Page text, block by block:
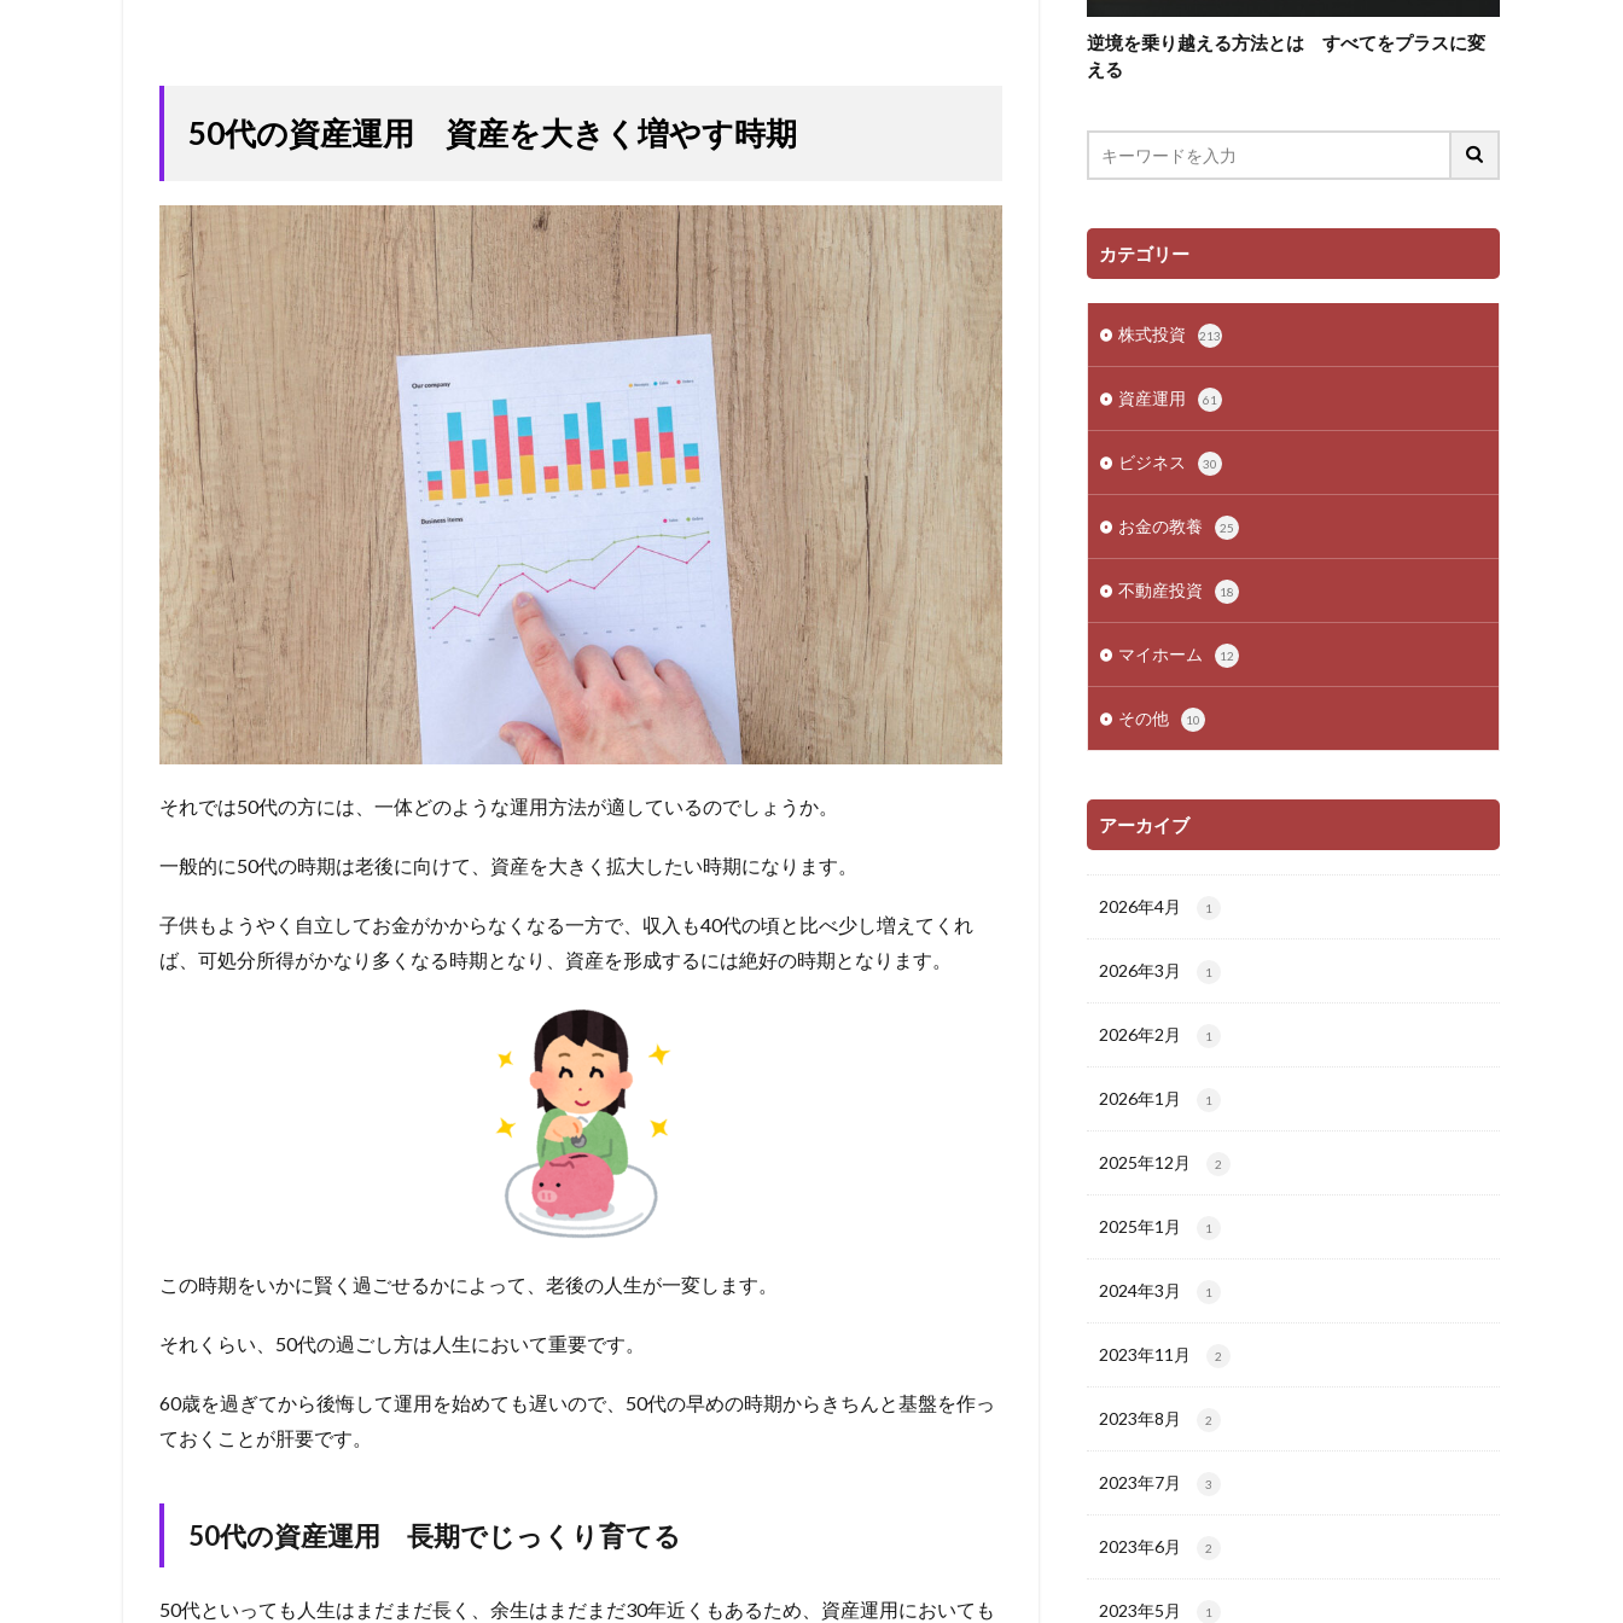
50代の資産運用 資産を大きく増やす時期
それでは50代の方には、一体どのような運用方法が適しているのでしょうか。
一般的に50代の時期は老後に向けて、資産を大きく拡大したい時期になります。
子供もようやく自立してお金がかからなくなる一方で、収入も40代の頃と比べ少し増えてくれ
ば、可処分所得がかなり多くなる時期となり、資産を形成するには絶好の時期となります。
この時期をいかに賢く過ごせるかによって、老後の人生が一変します。
それくらい、50代の過ごし方は人生において重要です。
60歳を過ぎてから後悔して運用を始めても遅いので、50代の早めの時期からきちんと基盤を作っ
ておくことが肝要です。
50代の資産運用 長期でじっくり育てる
50代といっても人生はまだまだ長く、余生はまだまだ30年近くもあるため、資産運用においても
逆境を乗り越える方法とは すべてをプラスに変
える
カテゴリー
株式投資 213
資産運用 61
ビジネス 30
お金の教養 25
不動産投資 18
マイホーム 12
その他 10
アーカイブ
2026年4月 1
2026年3月 1
2026年2月 1
2026年1月 1
2025年12月 2
2025年1月 1
2024年3月 1
2023年11月 2
2023年8月 2
2023年7月 3
2023年6月 2
2023年5月 1